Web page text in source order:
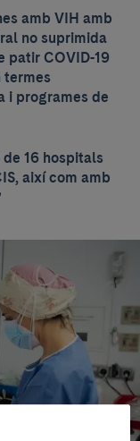
amb VIH amb
no suprimida
patir COVID-19
termes
i programes de
16 hospitals
així com amb